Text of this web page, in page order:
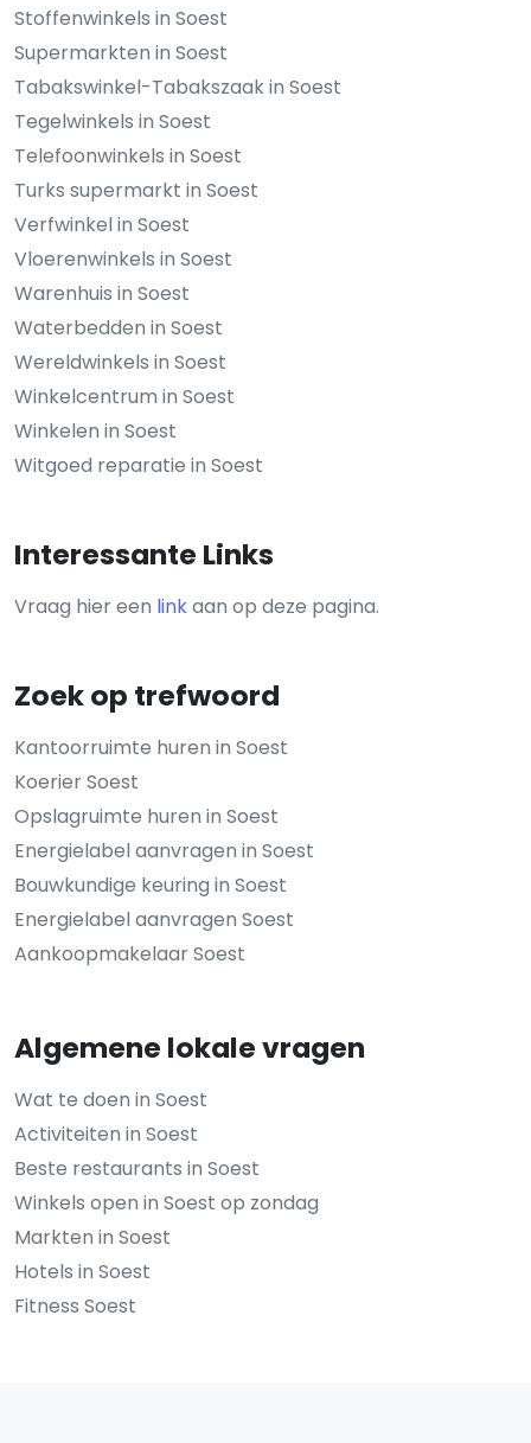
Stoffenwinkels in Soest
Supermarkten in Soest
Tabakswinkel-Tabakszaak in Soest
Tegelwinkels in Soest
Telefoonwinkels in Soest
Turks supermarkt in Soest
Verfwinkel in Soest
Vloerenwinkels in Soest
Warenhuis in Soest
Waterbedden in Soest
Wereldwinkels in Soest
Winkelcentrum in Soest
Winkelen in Soest
Witgoed reparatie in Soest
Interessante Links
Vraag hier een linkaan op deze pagina.
Zoek op trefwoord
Kantoorruimte huren in Soest
Koerier Soest
Opslagruimte huren in Soest
Energielabel aanvragen in Soest
Bouwkundige keuring in Soest
Energielabel aanvragen Soest
Aankoopmakelaar Soest
Algemene lokale vragen
Wat te doen in Soest
Activiteiten in Soest
Beste restaurants in Soest
Winkels open in Soest op zondag
Markten in Soest
Hotels in Soest
Fitness Soest